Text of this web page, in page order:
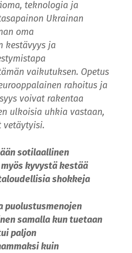
teknologia ja
Ukrainan
oma
kestävyys ja
vaikutuksen. Opetus
rahoitus ja
voivat rakentaa
ulkoisia uhkia vastaan,
vetäytyisi.
sotilaallinen
kyvystä kestää
shokkeja
puolustusmenojen
samalla kun tuetaan
paljon
kuin